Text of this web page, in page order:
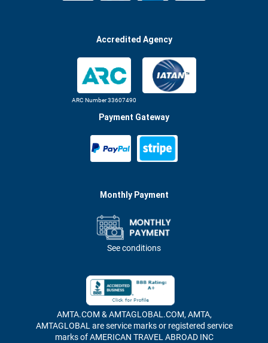
Accredited Agency
ARC Number 33607490
Payment Gateway
Monthly Payment
See conditions
AMTA.COM & AMTAGLOBAL.COM, AMTA,
AMTAGLOBAL are service marks or registered service
marks of AMERICAN TRAVEL ABROAD INC